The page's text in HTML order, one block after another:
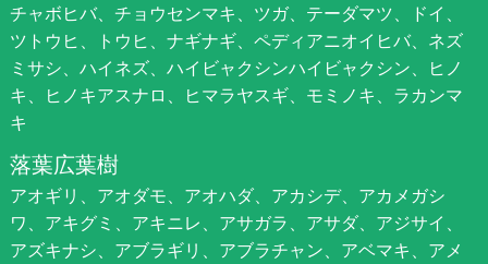
チャボヒバ、チョウセンマキ、ツガ、テーダマツ、ドイ、
ツトウヒ、トウヒ、ナギナギ、ペディアニオイヒバ、ネズ
ミサシ、ハイネズ、ハイビャクシンハイビャクシン、ヒノ
キ、ヒノキアスナロ、ヒマラヤスギ、モミノキ、ラカンマ
キ
落葉広葉樹
アオギリ、アオダモ、アオハダ、アカシデ、アカメガシ
ワ、アキグミ、アキニレ、アサガラ、アサダ、アジサイ、
アズキナシ、アブラギリ、アブラチャン、アベマキ、アメ